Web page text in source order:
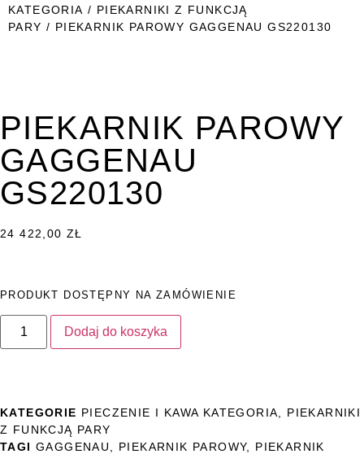
KATEGORIA / PIEKARNIKI Z FUNKCJĄ
PARY / PIEKARNIK PAROWY GAGGENAU GS220130
PIEKARNIK PAROWY
GAGGENAU
GS220130
24 422,00ZŁ
PRODUKT DOSTĘPNY NA ZAMÓWIENIE
Dodaj do koszyka
KATEGORIE PIECZENIE I KAWA KATEGORIA
PIEKARNIKI
Z FUNKCJĄ PARY
TAGI GAGGENAU PIEKARNIK PAROWY, PIEKARNIK